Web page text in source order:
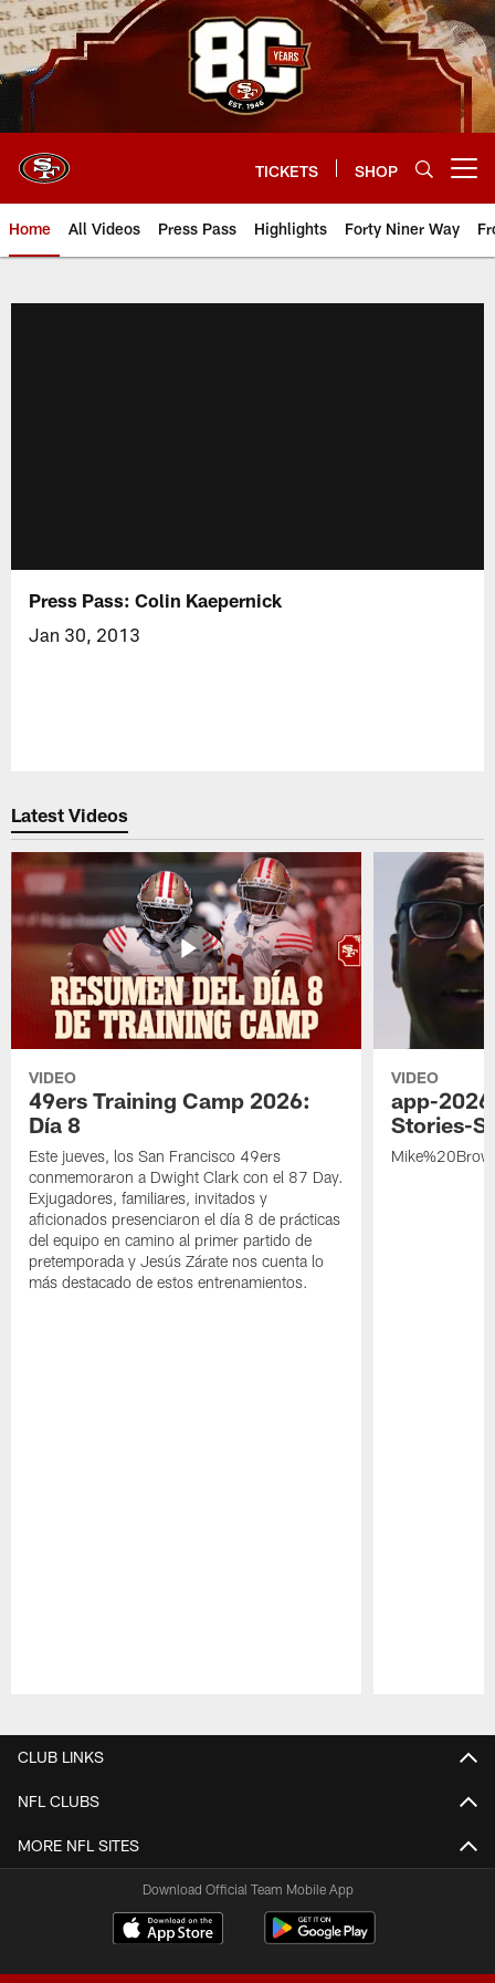
Skip
to
main
content
TICKETS SHOP
Home All Videos Press Pass Highlights Forty Niner Way
Press Pass: Colin Kaepernick
Jan 30, 2013
Latest Videos
VIDEO
49ers Training Camp 2026:
Día 8
Este jueves, los San Francisco 49ers
conmemoraron a Dwight Clark con el 87 Day.
Exjugadores, familiares, invitados y
aficionados presenciaron el día 8 de prácticas
del equipo en camino al primer partido de
pretemporada y Jesús Zárate nos cuenta lo
más destacado de estos entrenamientos.
VIDEO
app-
Stories-
CLUB LINKS
NFL CLUBS
MORE NFL SITES
Download Official Team Mobile App